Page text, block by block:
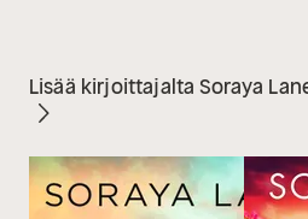
Lisää kirjoittajalta Soraya